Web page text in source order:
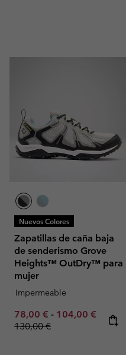
Nuevos Colores
Zapatillas de caña baja
de senderismo Grove
Heights™ OutDry™ para
mujer
Impermeable
Minimum sale price:
78,00 € - Maximum sale
104,00 €
130,00 €